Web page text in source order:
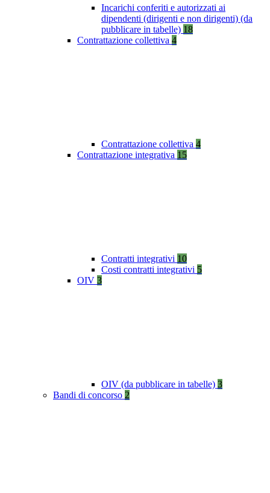
Incarichi conferiti e autorizzati ai
dipendenti (dirigenti e non dirigenti) (da
pubblicare in tabelle) 18
Contrattazione collettiva 4
Contrattazione collettiva 4
Contrattazione integrativa 15
Contratti integrativi 10
Costi contratti integrativi 5
OIV 3
OIV (da pubblicare in tabelle) 3
Bandi di concorso 2